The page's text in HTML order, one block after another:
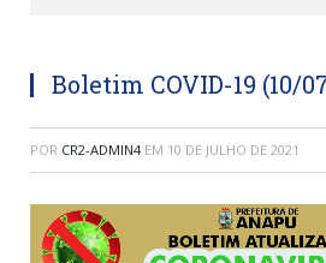
Boletim COVID-19 (10/
POR CR2-ADMIN4 EM 10 DE JULHO DE 2021